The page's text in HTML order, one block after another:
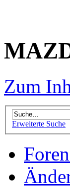
Zum
Erweiterte Suche